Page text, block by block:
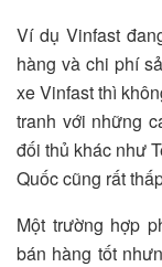
Ví dụ Vinfast
hàng và chi phí
xe Vinfast thì
tranh với những
đối thủ khác như
Quốc cũng rất
Một trường hợp
bán hàng tốt